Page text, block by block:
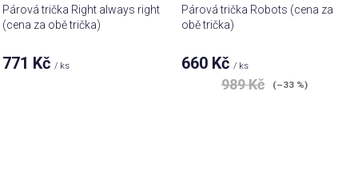
Párová trička Right always right
(cena za obě trička)
771 Kč/ ks
Párová trička Robots (cena za
obě trička)
660 Kč/ ks
989 Kč (–33 %)